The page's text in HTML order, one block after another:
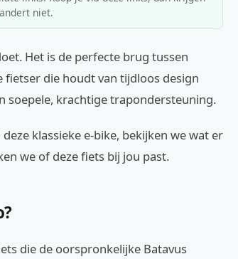
niet.
Het is de perfecte brug tussen
die houdt van tijdloos design
soepele, krachtige trapondersteuning.
klassieke e-bike, bekijken we wat er
we of deze fiets bij jou past.
die de oorspronkelijke Batavus